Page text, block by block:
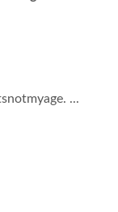
...